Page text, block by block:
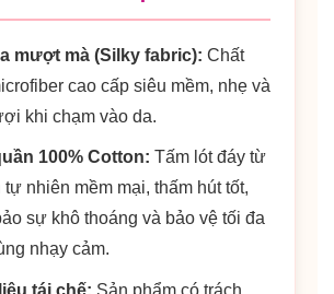
mượt mà (Silky fabric): Chất
cao cấp siêu mềm, nhẹ và
khi chạm vào da.
100% Cotton: Tấm lót đáy từ
tự nhiên mềm mại, thấm hút tốt,
sự khô thoáng và bảo vệ tối đa
nhạy cảm.
tái chế: Sản phẩm có trách